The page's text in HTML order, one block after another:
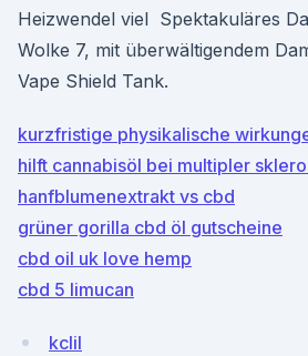
Heizwendel viel Spektakuläres
Wolke 7, mit überwältigendem
Vape Shield Tank.
kurzfristige physikalische
hilft cannabisöl bei multipler
hanfblumenextrakt vs cbd
grüner gorilla cbd öl gutscheine
cbd oil uk love hemp
cbd 5 limucan
kcIil